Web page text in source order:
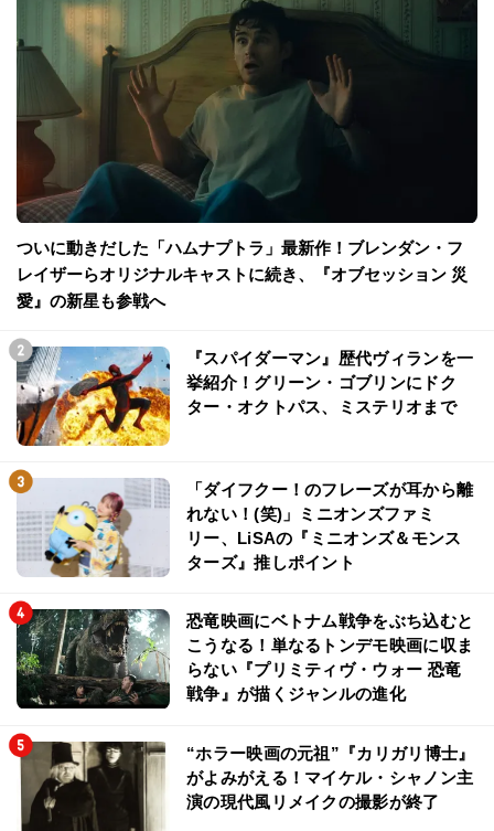
ついに動きだした「ハムナプトラ」最新作！ブレンダン・フ
レイザーらオリジナルキャストに続き、『オブセッション 災
愛』の新星も参戦へ
『スパイダーマン』歴代ヴィランを一
挙紹介！グリーン・ゴブリンにドク
ター・オクトパス、ミステリオまで
「ダイフクー！のフレーズが耳から離
れない！(笑)」ミニオンズファミ
リー、LiSAの『ミニオンズ＆モンス
ターズ』推しポイント
恐竜映画にベトナム戦争をぶち込むと
こうなる！単なるトンデモ映画に収ま
らない『プリミティヴ・ウォー 恐竜
戦争』が描くジャンルの進化
“ホラー映画の元祖”『カリガリ博士』
がよみがえる！マイケル・シャノン主
演の現代風リメイクの撮影が終了